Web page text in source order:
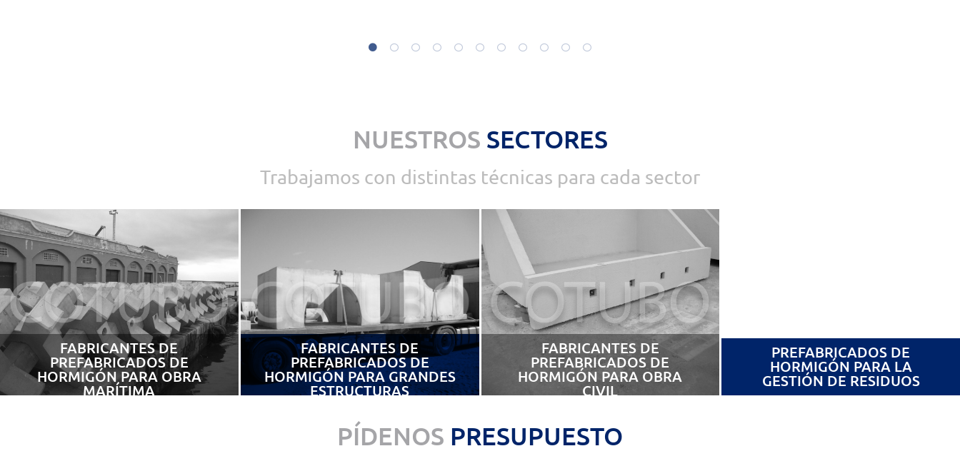
NUESTROS SECTORES
Trabajamos con distintas técnicas para cada sector
FABRICANTES DE
PREFABRICADOS DE
HORMIGÓN PARA OBRA
MARÍTIMA
FABRICANTES DE
PREFABRICADOS DE
HORMIGÓN PARA GRANDES
ESTRUCTURAS
FABRICANTES DE
PREFABRICADOS DE
HORMIGÓN PARA OBRA
CIVIL
PREFABRICADOS DE
HORMIGÓN PARA LA
GESTIÓN DE RESIDUOS
PÍDENOS PRESUPUESTO